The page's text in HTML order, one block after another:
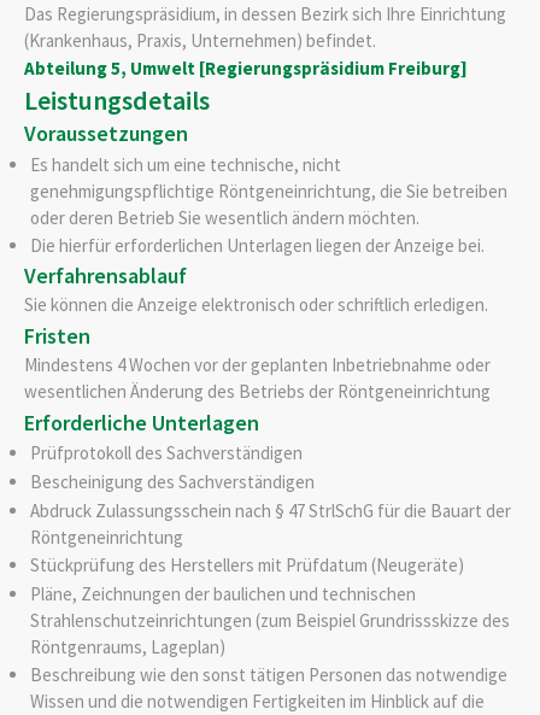
Das Regierungspräsidium, in dessen Bezirk sich Ihre Einrichtung
(Krankenhaus, Praxis, Unternehmen) befindet.
Abteilung 5, Umwelt [Regierungspräsidium Freiburg]
Leistungsdetails
Voraussetzungen
Es handelt sich um eine technische, nicht
genehmigungspflichtige Röntgeneinrichtung, die Sie betreiben
oder deren Betrieb Sie wesentlich ändern möchten.
Die hierfür erforderlichen Unterlagen liegen der Anzeige bei.
Verfahrensablauf
Sie können die Anzeige elektronisch oder schriftlich erledigen.
Fristen
Mindestens 4 Wochen vor der geplanten Inbetriebnahme oder
wesentlichen Änderung des Betriebs der Röntgeneinrichtung
Erforderliche Unterlagen
Prüfprotokoll des Sachverständigen
Bescheinigung des Sachverständigen
Abdruck Zulassungsschein nach § 47 StrlSchG für die Bauart der
Röntgeneinrichtung
Stückprüfung des Herstellers mit Prüfdatum (Neugeräte)
Pläne, Zeichnungen der baulichen und technischen
Strahlenschutzeinrichtungen (zum Beispiel Grundrissskizze des
Röntgenraums, Lageplan)
Beschreibung wie den sonst tätigen Personen das notwendige
Wissen und die notwendigen Fertigkeiten im Hinblick auf die